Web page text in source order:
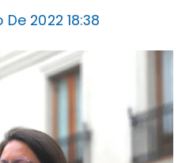
2022 18:38